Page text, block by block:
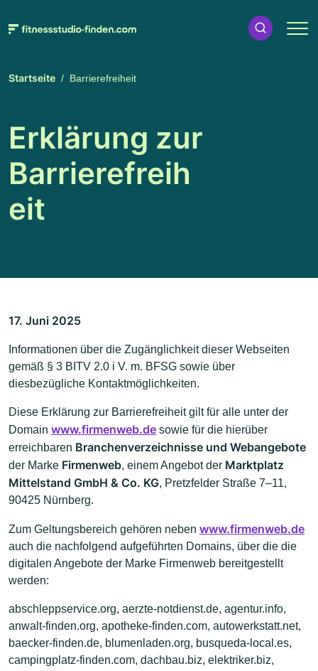
Startseite Barrierefreiheit
Erklärung zur
Barrierefreih
eit
17. Juni 2025
Informationen über die Zugänglichkeit dieser Webseiten
gemäß § 3 BITV 2.0 i V. m. BFSG sowie über
diesbezügliche Kontaktmöglichkeiten.
Diese Erklärung zur Barrierefreiheit gilt für alle unter der
Domain www.firmenweb.de sowie für die hierüber
erreichbaren Branchenverzeichnisse und Webangebote
der Marke Firmenweb, einem Angebot der Marktplatz
Mittelstand GmbH & Co. KG, Pretzfelder Straße 7–11,
90425 Nürnberg.
Zum Geltungsbereich gehören neben www.firmenweb.de
auch die nachfolgend aufgeführten Domains, über die die
digitalen Angebote der Marke Firmenweb bereitgestellt
werden:
abschleppservice.org, aerzte-notdienst.de, agentur.info,
anwalt-finden.org, apotheke-finden.com, autowerkstatt.net,
baecker-finden.de, blumenladen.org, busqueda-local.es,
campingplatz-finden.com, dachbau.biz, elektriker.biz,